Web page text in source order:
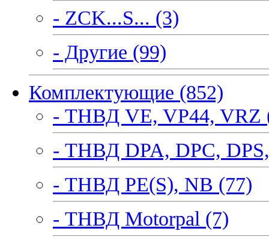
- ZCK...S... (3)
- Другие (99)
Комплектующие (852)
- ТНВД VE, VP44, VRZ
- ТНВД DPA, DPC,
- ТНВД PE(S), NB (77)
- ТНВД Motorpal (7)